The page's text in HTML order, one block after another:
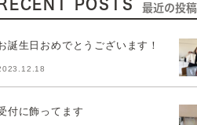
POSTS 最近の投稿
誕生日おめでとうございます！
付に飾ってます